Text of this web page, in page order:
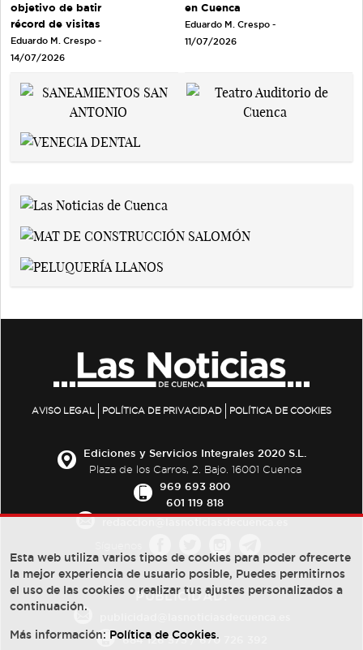
objetivo de batir
récord de visitas
Eduardo M. Crespo -
14/07/2026
en Cuenca
Eduardo M. Crespo -
11/07/2026
AVISO LEGAL POLÍTICA DE PRIVACIDAD POLÍTICA DE COOKIES
Ediciones y Servicios Integrales 2020 S.L.
Plaza de los Carros, 2. Bajo. 16001 Cuenca
969 693 800
601 119 818
PUBLICIDAD:
684 126 573/670 726 392
Esta web utiliza varios tipos de cookies para poder ofrecerte
la mejor experiencia de usuario posible, Puedes permitirnos
el uso de las cookies o realizar tus ajustes personalizados a
continuación.
Más información: Política de Cookies.